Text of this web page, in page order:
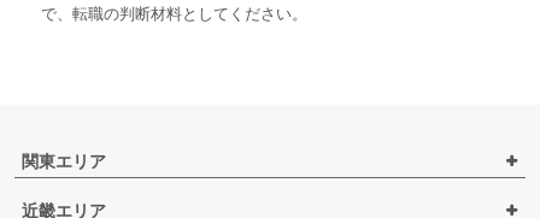
で、転職の判断材料としてください。
関東エリア
近畿エリア